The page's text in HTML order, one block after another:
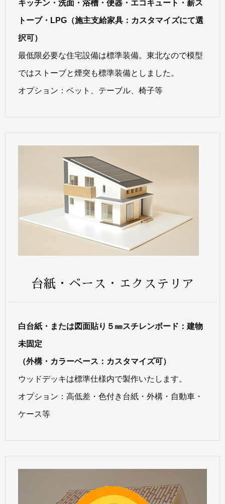
キッチン・洗面・浴槽・便器・エコキュート・薪ス
トーブ・LPG（施主支給家具：カスタマイズにて選
択可）
最低限必要な住宅設備は標準装備。東北なので模型
ではストーブと煙突も標準装備としました。
オプション：ベット、テーブル、椅子等
台紙・ベース・エクステリア
白台紙・または図面貼り５㎜スチレンボード：建物
未固定
（外構・カラーベース：カスタマイズ可）
ウッドデッキは標準仕様内で製作いたします。
オプション：高低差・色付き台紙・外構・自動車・
ケース等